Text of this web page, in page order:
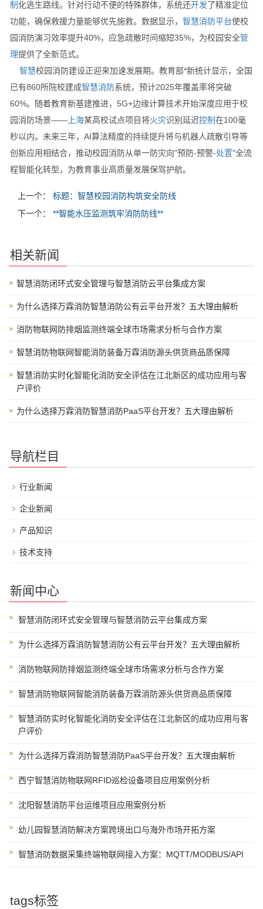
制化逃生路线。针对行动不便的特殊群体，系统还开发了精准定位
功能，确保救援力量能够优先施救。数据显示， 智慧消防平台使校
园消防演习效率提升40%，应急疏散时间缩短35%，为校园安全管
理提供了全新范式。
智慧校园消防建设正迎来加速发展期。教育部*新统计显示，全国
已有860所院校建成智慧消防系统，预计2025年覆盖率将突破
60%。随着教育新基建推进，5G+边缘计算技术开始深度应用于校
园消防场景—— 上海某高校试点项目将火灾识别延迟控制在100毫
秒以内。未来三年，AI算法精度的持续提升将与机器人疏散引导等
创新应用相结合，推动校园消防从单一防灾向"预防-预警-处置"全流
程智能化转型，为教育事业高质量发展保驾护航。
上一个：
标题：智慧校园消防构筑安全防线
下一个：
**智能水压监测筑牢消防防线**
相关新闻
智慧消防闭环式安全管理与智慧消防云平台集成方案
为什么选择万霖消防智慧消防公有云平台开发？五大理由解析
消防物联网防排烟监测终端全球市场需求分析与合作方案
智慧消防物联网智能消防装备万霖消防源头供货商品质保障
智慧消防实时化智能化消防安全评估在江北新区的成功应用与客
户评价
为什么选择万霖消防智慧消防PaaS平台开发？五大理由解析
导航栏目
行业新闻
企业新闻
产品知识
技术支持
新闻中心
智慧消防闭环式安全管理与智慧消防云平台集成方案
为什么选择万霖消防智慧消防公有云平台开发？五大理由解析
消防物联网防排烟监测终端全球市场需求分析与合作方案
智慧消防物联网智能消防装备万霖消防源头供货商品质保障
智慧消防实时化智能化消防安全评估在江北新区的成功应用与客
户评价
为什么选择万霖消防智慧消防PaaS平台开发？五大理由解析
西宁智慧消防物联网RFID巡检设备项目应用案例分析
沈阳智慧消防平台运维项目应用案例分析
幼儿园智慧消防解决方案跨境出口与海外市场开拓方案
智慧消防数据采集终端物联网接入方案：MQTT/MODBUS/API
tags标签